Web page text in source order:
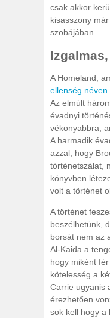
csak akkor
kisasszony
szobájában.
A Homeland,
ellenség néven
Az elmúlt
évadnyi
vékonyabbra,
A harmadik
azzal, hogy
történetszálat,
könyvben
volt a történet
A történet
beszélhetünk,
borsát nem az
Al-Kaida a
hogy miként
kötelesség a
Carrie ugyanis
érezhetően
sok kell hogy a